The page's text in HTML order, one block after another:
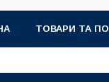
ТОВАРИ ТА